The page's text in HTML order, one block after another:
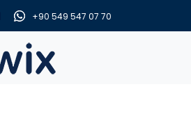
+90 549 547 07 70